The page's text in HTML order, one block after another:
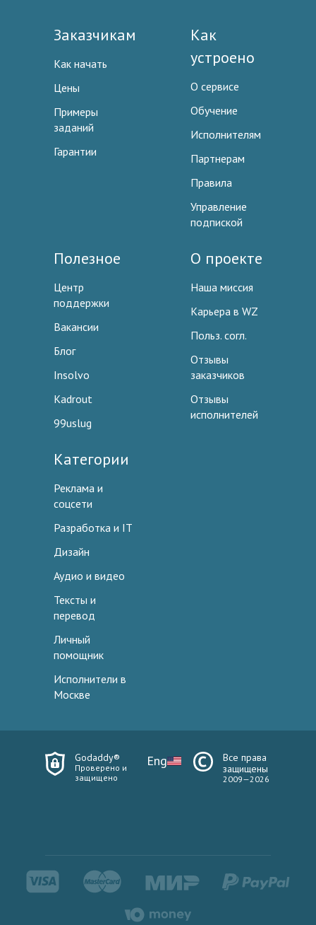
Заказчикам
Как начать
Цены
Примеры
заданий
Гарантии
Как
устроено
О сервисе
Обучение
Исполнителям
Партнерам
Правила
Управление
подпиской
Полезное
Центр
поддержки
Вакансии
Блог
Insolvo
Kadrout
99uslug
О проекте
Наша миссия
Карьера в WZ
Польз. согл.
Отзывы
заказчиков
Отзывы
исполнителей
Категории
Реклама и
соцсети
Разработка и IT
Дизайн
Аудио и видео
Тексты и
перевод
Личный
помощник
Исполнители в
Москве
Godaddy®
Проверено и
защищено
Eng
Все права
защищены
2009—2026